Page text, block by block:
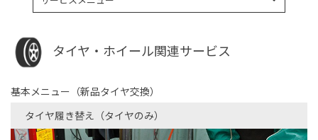
タイヤ・ホイール関連サービス
基本メニュー（新品タイヤ交換）
タイヤ履き替え（タイヤのみ）​